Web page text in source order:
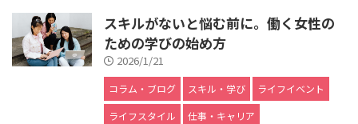
スキルがないと悩む前に。働く女性の
ための学びの始め方
2026/1/21
コラム・ブログ スキル・学び
ライフイベント
ライフスタイル
仕事・キャリア